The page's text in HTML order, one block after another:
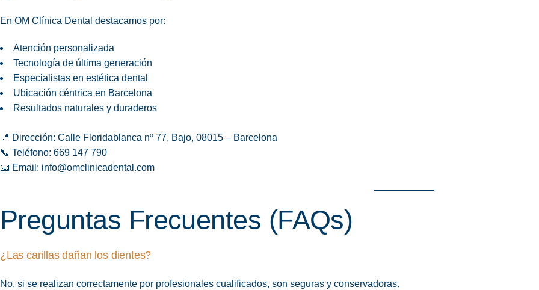
En OM Clínica Dental destacamos por:
Atención personalizada
Tecnología de última generación
Especialistas en estética dental
Ubicación céntrica en Barcelona
Resultados naturales y duraderos
📍 Dirección: Calle Floridablanca nº 77, Bajo, 08015 – Barcelona
📞 Teléfono: 669 147 790
📧 Email: info@omclinicadental.com
Preguntas Frecuentes (FAQs)
¿Las carillas dañan los dientes?
No, si se realizan correctamente por profesionales cualificados, son seguras y conservadoras.